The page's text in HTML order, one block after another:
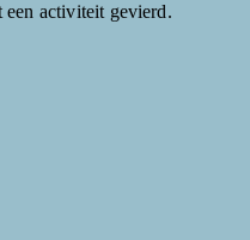
een activiteit gevierd.